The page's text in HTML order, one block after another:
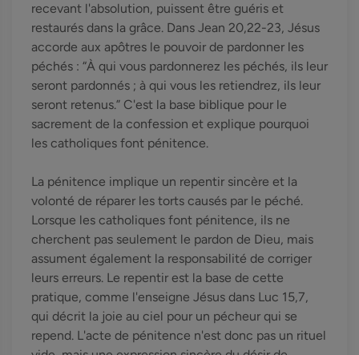
recevant l'absolution, puissent être guéris et
restaurés dans la grâce. Dans Jean 20,22-23, Jésus
accorde aux apôtres le pouvoir de pardonner les
péchés : “À qui vous pardonnerez les péchés, ils leur
seront pardonnés ; à qui vous les retiendrez, ils leur
seront retenus.” C'est la base biblique pour le
sacrement de la confession et explique pourquoi
les catholiques font pénitence.
La pénitence implique un repentir sincère et la
volonté de réparer les torts causés par le péché.
Lorsque les catholiques font pénitence, ils ne
cherchent pas seulement le pardon de Dieu, mais
assument également la responsabilité de corriger
leurs erreurs. Le repentir est la base de cette
pratique, comme l'enseigne Jésus dans Luc 15,7,
qui décrit la joie au ciel pour un pécheur qui se
repend. L'acte de pénitence n'est donc pas un rituel